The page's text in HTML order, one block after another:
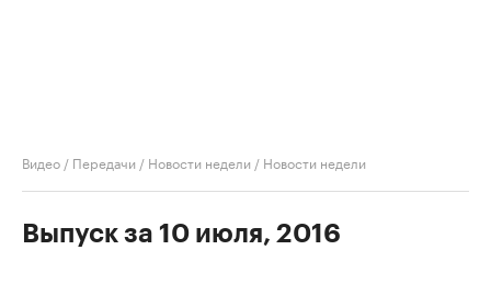
Видео / Передачи / Новости недели / Новости недели
Выпуск за 10 июля, 2016